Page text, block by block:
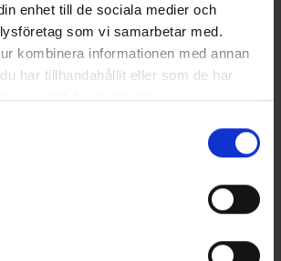
enhet till de sociala medier och
som vi samarbetar med.
kombinera informationen med annan
har tillhandahållit eller som de har
använt deras tjänster.
Gällö Pilzmesser
Ab4,95 €